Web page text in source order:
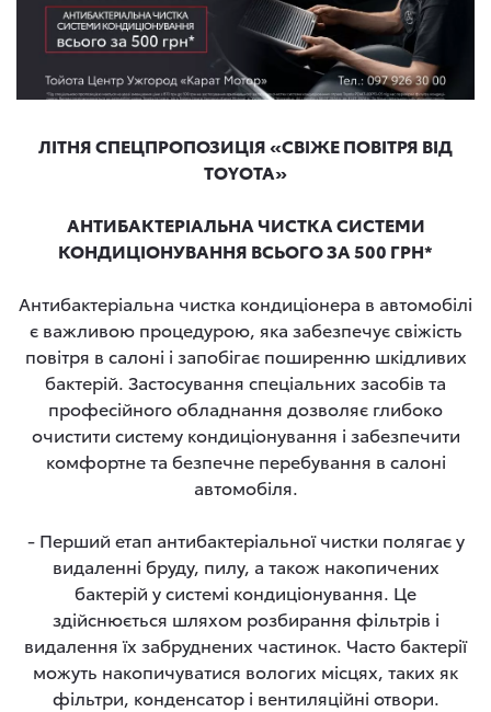
ЛІТНЯ СПЕЦПРОПОЗИЦІЯ «СВІЖЕ ПОВІТРЯ ВІД
TOYOTA»
АНТИБАКТЕРІАЛЬНА ЧИСТКА СИСТЕМИ
КОНДИЦІОНУВАННЯ ВСЬОГО ЗА 500 ГРН*
Антибактеріальна чистка кондиціонера в автомобілі
є важливою процедурою, яка забезпечує свіжість
повітря в салоні і запобігає поширенню шкідливих
бактерій. Застосування спеціальних засобів та
професійного обладнання дозволяє глибоко
очистити систему кондиціонування і забезпечити
комфортне та безпечне перебування в салоні
автомобіля.
- Перший етап антибактеріальної чистки полягає у
видаленні бруду, пилу, а також накопичених
бактерій у системі кондиціонування. Це
здійснюється шляхом розбирання фільтрів і
видалення їх забруднених частинок. Часто бактерії
можуть накопичуватися вологих місцях, таких як
фільтри, конденсатор і вентиляційні отвори.